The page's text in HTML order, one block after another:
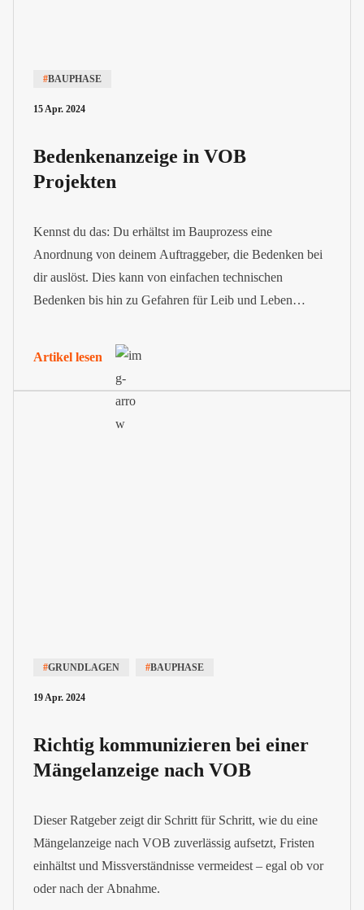
#BAUPHASE
15 Apr. 2024
Bedenkenanzeige in VOB
Projekten
Kennst du das: Du erhältst im Bauprozess eine
Anordnung von deinem Auftraggeber, die Bedenken bei
dir auslöst. Dies kann von einfachen technischen
Bedenken bis hin zu Gefahren für Leib und Leben
kannst du in Form einer Bedenkenanzeige nach VOB im
Artikel lesen
#GRUNDLAGEN #BAUPHASE
19 Apr. 2024
Richtig kommunizieren bei einer
Mängelanzeige nach VOB
Dieser Ratgeber zeigt dir Schritt für Schritt, wie du eine
Mängelanzeige nach VOB zuverlässig aufsetzt, Fristen
einhältst und Missverständnisse vermeidest – egal ob vor
oder nach der Abnahme.